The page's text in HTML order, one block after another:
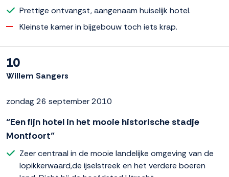
Prettige ontvangst, aangenaam huiselijk hotel.
Kleinste kamer in bijgebouw toch iets krap.
10
Willem Sangers
zondag 26 september 2010
“Een fijn hotel in het mooie historische stadje
Montfoort”
Zeer centraal in de mooie landelijke omgeving van de
lopikkerwaard,de ijselstreek en het verdere boeren